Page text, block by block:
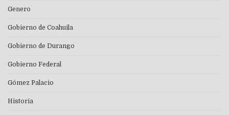
Genero
Gobierno de Coahuila
Gobierno de Durango
Gobierno Federal
Gómez Palacio
Historia